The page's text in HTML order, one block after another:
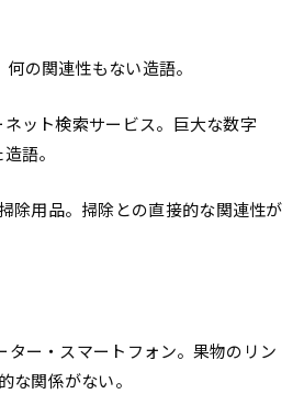
何の関連性もない造語。
ネット検索サービス。巨大な数字
語。
除用品。掃除との直接的な関連性が
ター・スマートフォン。果物のリン
な関係がない。